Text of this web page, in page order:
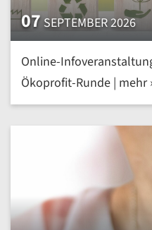
07SEPTEMBER 2026
Online-